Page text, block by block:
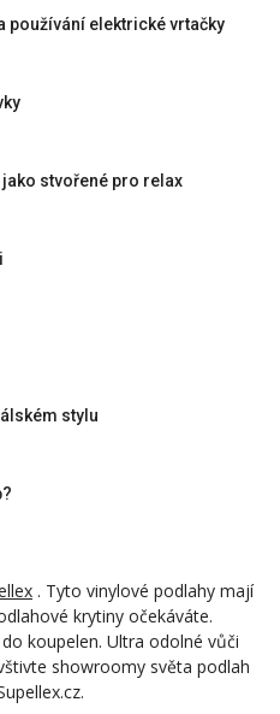
používání elektrické vrtačky
stvořené pro relax
stylu
. Tyto vinylové podlahy mají
krytiny očekáváte.
koupelen. Ultra odolné vůči
showroomy světa podlah